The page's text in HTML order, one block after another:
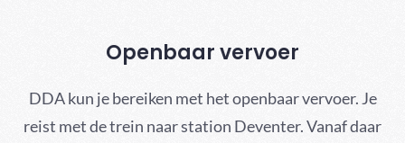
Openbaar vervoer
DDA kun je bereiken met het openbaar vervoer. Je
reist met de trein naar station Deventer. Vanaf daar